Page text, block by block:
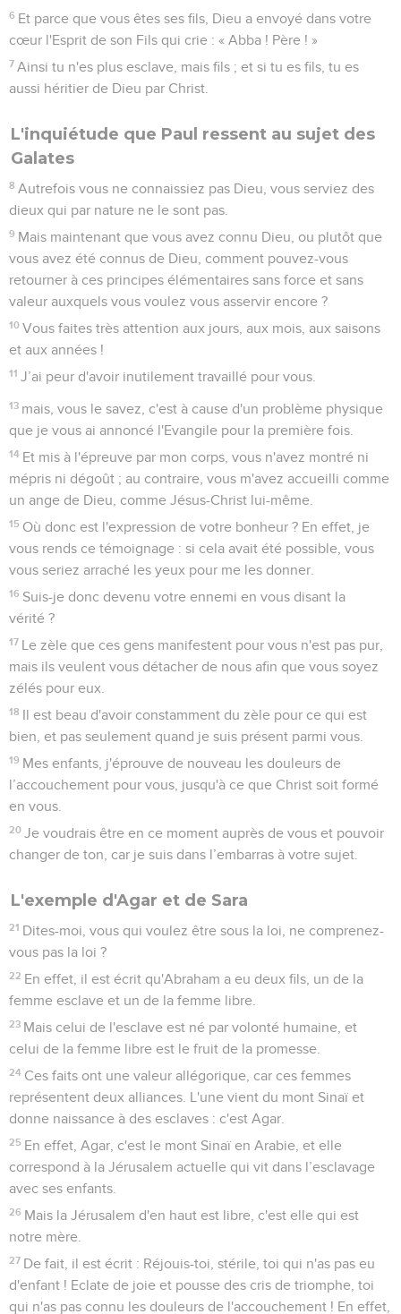
6 Et parce que vous êtes ses fils, Dieu a envoyé dans votre
cœur l'Esprit de son Fils qui crie : « Abba ! Père ! »
7 Ainsi tu n'es plus esclave, mais fils ; et si tu es fils, tu es
aussi héritier de Dieu par Christ.
L'inquiétude que Paul ressent au sujet des
Galates
8 Autrefois vous ne connaissiez pas Dieu, vous serviez des
dieux qui par nature ne le sont pas.
9 Mais maintenant que vous avez connu Dieu, ou plutôt que
vous avez été connus de Dieu, comment pouvez-vous
retourner à ces principes élémentaires sans force et sans
valeur auxquels vous voulez vous asservir encore ?
10 Vous faites très attention aux jours, aux mois, aux saisons
et aux années !
11 J’ai peur d'avoir inutilement travaillé pour vous.
13 mais, vous le savez, c'est à cause d'un problème physique
que je vous ai annoncé l'Evangile pour la première fois.
14 Et mis à l'épreuve par mon corps, vous n'avez montré ni
mépris ni dégoût ; au contraire, vous m'avez accueilli comme
un ange de Dieu, comme Jésus-Christ lui-même.
15 Où donc est l'expression de votre bonheur ? En effet, je
vous rends ce témoignage : si cela avait été possible, vous
vous seriez arraché les yeux pour me les donner.
16 Suis-je donc devenu votre ennemi en vous disant la
vérité ?
17 Le zèle que ces gens manifestent pour vous n'est pas pur,
mais ils veulent vous détacher de nous afin que vous soyez
zélés pour eux.
18 Il est beau d'avoir constamment du zèle pour ce qui est
bien, et pas seulement quand je suis présent parmi vous.
19 Mes enfants, j'éprouve de nouveau les douleurs de
l’accouchement pour vous, jusqu'à ce que Christ soit formé
en vous.
20 Je voudrais être en ce moment auprès de vous et pouvoir
changer de ton, car je suis dans l’embarras à votre sujet.
L'exemple d'Agar et de Sara
21 Dites-moi, vous qui voulez être sous la loi, ne comprenez-
vous pas la loi ?
22 En effet, il est écrit qu'Abraham a eu deux fils, un de la
femme esclave et un de la femme libre.
23 Mais celui de l'esclave est né par volonté humaine, et
celui de la femme libre est le fruit de la promesse.
24 Ces faits ont une valeur allégorique, car ces femmes
représentent deux alliances. L'une vient du mont Sinaï et
donne naissance à des esclaves : c'est Agar.
25 En effet, Agar, c'est le mont Sinaï en Arabie, et elle
correspond à la Jérusalem actuelle qui vit dans l’esclavage
avec ses enfants.
26 Mais la Jérusalem d'en haut est libre, c'est elle qui est
notre mère.
27 De fait, il est écrit : Réjouis-toi, stérile, toi qui n'as pas eu
d'enfant ! Eclate de joie et pousse des cris de triomphe, toi
qui n'as pas connu les douleurs de l'accouchement ! En effet,